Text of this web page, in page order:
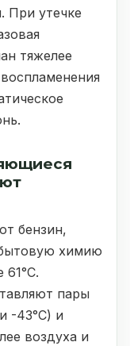
При утечке
тяжелее
бензин,
химию
пары
-43°C) и
воздуха и